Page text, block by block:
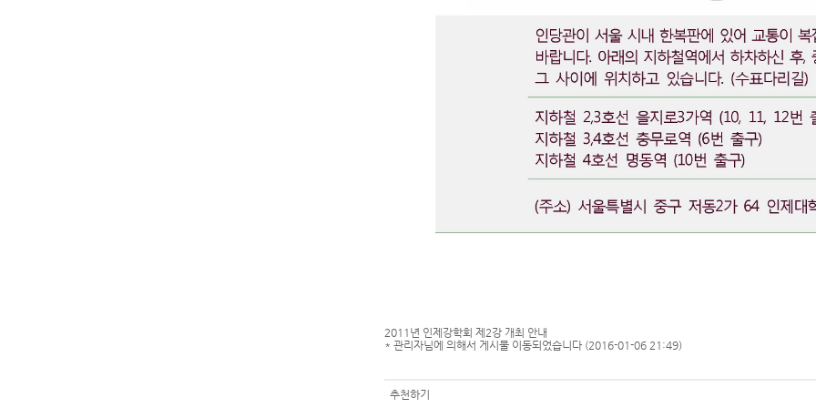
2011년 인제강학회 제2강 개최 안내
* 관리자님에 의해서 게시물 이동되었습니다 (2016-01-06 21:49)
추천하기